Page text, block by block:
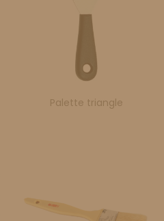
Palette triangle